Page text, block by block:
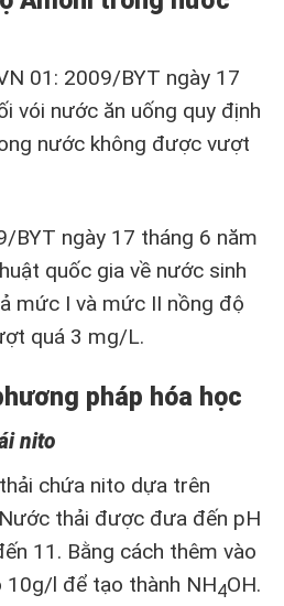
01: 2009/BYT ngày 17
vói nước ăn uống quy định
nước không được vượt
BYT ngày 17 tháng 6 năm
quốc gia về nước sinh
mức I và mức II nồng độ
quá 3 mg/L.
pháp hóa học
nito
chứa nito dựa trên
thải được đưa đến pH
11. Bằng cách thêm vào
10g/l để tạo thành NH4OH.